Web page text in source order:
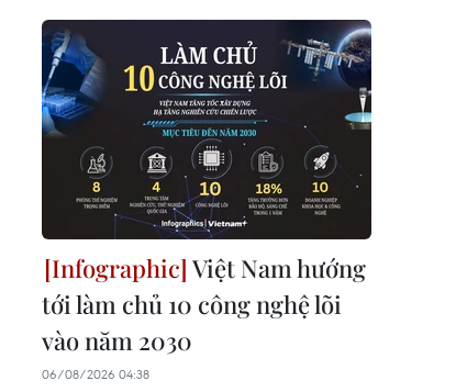
Việt Nam hướng
tới làm chủ 10 công nghệ lõi
vào năm 2030
06/08/2026 04:38